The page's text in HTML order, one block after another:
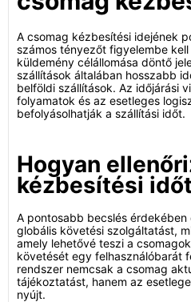
A csomag kézbesítési idejének
számos tényezőt figyelembe kell
küldemény célállomása döntő
szállítások általában hosszabb
belföldi szállítások. Az időjárási
folyamatok és az esetleges
befolyásolhatják a szállítási időt.
Hogyan
kézbesítési
A pontosabb becslés érdekében
globális követési szolgáltatást,
amely lehetővé teszi a
követését egy felhasználóbarát
rendszer nemcsak a csomag
tájékoztatást, hanem az
nyújt.